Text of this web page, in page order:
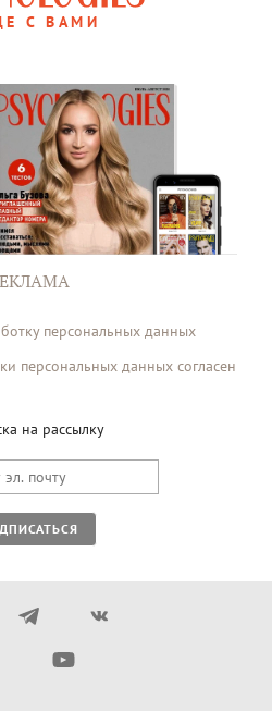
С ВАМИ
персональных данных
персональных данных согласен
на рассылку